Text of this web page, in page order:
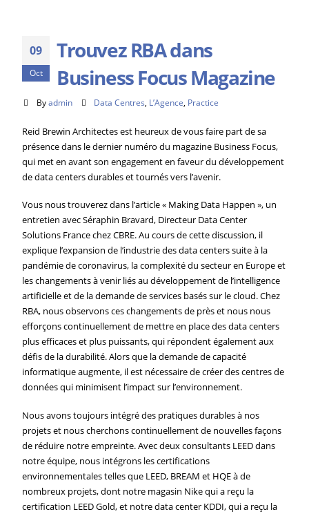
09
Oct
Trouvez RBA dans
Business Focus Magazine
By admin Data Centres L’Agence Practice
Reid Brewin Architectes est heureux de vous faire part de sa
présence dans le dernier numéro du magazine Business Focus,
qui met en avant son engagement en faveur du développement
de data centers durables et tournés vers l’avenir.
Vous nous trouverez dans l’article « Making Data Happen », un
entretien avec Séraphin Bravard, Directeur Data Center
Solutions France chez CBRE. Au cours de cette discussion, il
explique l’expansion de l’industrie des data centers suite à la
pandémie de coronavirus, la complexité du secteur en Europe et
les changements à venir liés au développement de l’intelligence
artificielle et de la demande de services basés sur le cloud. Chez
RBA, nous observons ces changements de près et nous nous
efforçons continuellement de mettre en place des data centers
plus efficaces et plus puissants, qui répondent également aux
défis de la durabilité. Alors que la demande de capacité
informatique augmente, il est nécessaire de créer des centres de
données qui minimisent l’impact sur l’environnement.
Nous avons toujours intégré des pratiques durables à nos
projets et nous cherchons continuellement de nouvelles façons
de réduire notre empreinte. Avec deux consultants LEED dans
notre équipe, nous intégrons les certifications
environnementales telles que LEED, BREAM et HQE à de
nombreux projets, dont notre magasin Nike qui a reçu la
certification LEED Gold, et notre data center KDDI, qui a reçu la